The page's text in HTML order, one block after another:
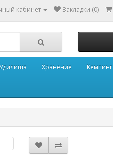
кабинет Закладки (0)
Удилища Хранение Кемпинг